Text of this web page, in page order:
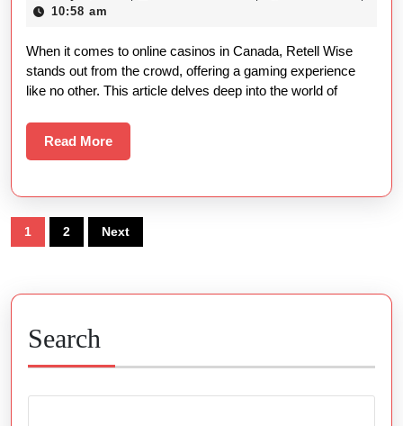
Canada
A
10:58 am
When it comes to online casinos in Canada, Retell Wise
stands out from the crowd, offering a gaming experience
like no other. This article delves deep into the world of
Read MoreRead
More
Posts
pagination
1 2 Next
Search